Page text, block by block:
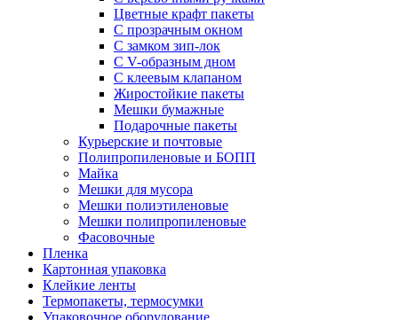
Цветные крафт пакеты
С прозрачным окном
С замком зип-лок
С V-образным дном
С клеевым клапаном
Жиростойкие пакеты
Мешки бумажные
Подарочные пакеты
Курьерские и почтовые
Полипропиленовые и БОПП
Майка
Мешки для мусора
Мешки полиэтиленовые
Мешки полипропиленовые
Фасовочные
Пленка
Картонная упаковка
Клейкие ленты
Термопакеты, термосумки
Упаковочное оборудование